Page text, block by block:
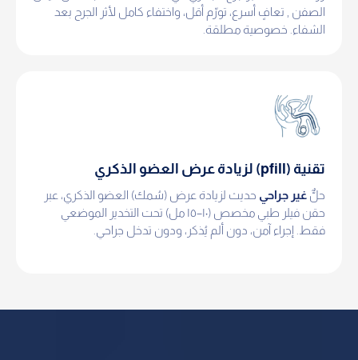
الصفن , تعافٍ أسرع، تورّم أقل، واختفاء كامل لأثر الجرح بعد
الشفاء. خصوصية مطلقة.
تقنية (pfill) لزيادة عرض العضو الذكري
حلٌّ غير جراحي حديث لزيادة عرض (سُمك) العضو الذكري، عبر
حقن فيلر طبي مخصص (١٠–١٥ مل) تحت التخدير الموضعي
فقط. إجراء آمن، دون ألم يُذكر، ودون تدخل جراحي.